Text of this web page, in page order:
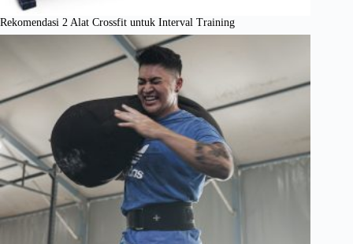
Rekomendasi 2 Alat Crossfit untuk Interval Training